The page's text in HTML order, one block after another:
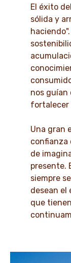
El éxito
sólida y
nos guían
fortalecer
Una gran
confianza
de
presente.
siempre
desean el
que